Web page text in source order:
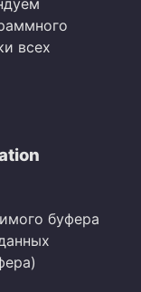
всех
буфера